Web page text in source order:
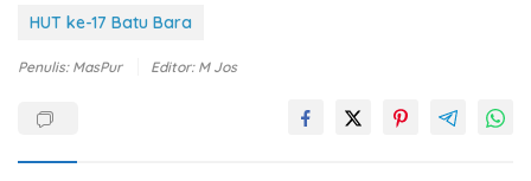
HUT ke-17 Batu Bara
Penulis: MasPur Editor: M Jos